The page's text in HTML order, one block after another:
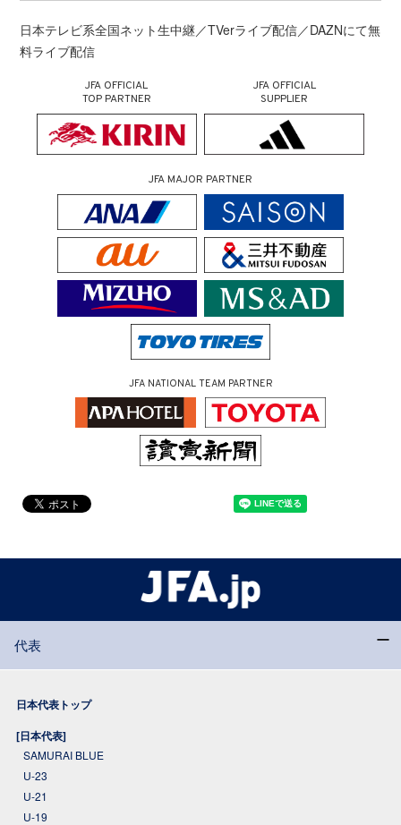
日本テレビ系全国ネット生中継／TVerライブ配信／DAZNにて無
料ライブ配信
JFA OFFICIAL
TOP PARTNER
JFA OFFICIAL
SUPPLIER
JFA MAJOR PARTNER
JFA NATIONAL TEAM PARTNER
代表
日本代表トップ
[日本代表]
SAMURAI BLUE
U-23
U-21
U-19